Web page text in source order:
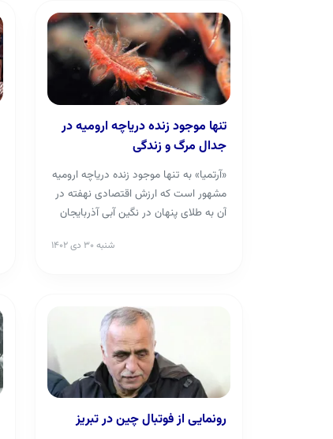
تنها موجود زنده دریاچه ارومیه در
جدال مرگ و زندگی
«آرتمیا» به تنها موجود زنده دریاچه ارومیه
مشهور است که ارزش اقتصادی نهفته در
آن به طلای پنهان در نگین آبی آذربایجان
شنبه ۳۰ دی ۱۴۰۲
رونمایی از فوتبال چین در تبریز